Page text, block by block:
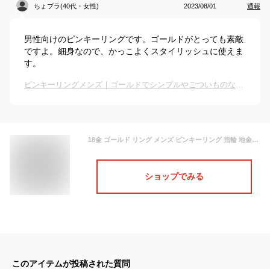
ちょプラ(40代・女性) 2023/08/01 通報
男性向けのピンキーリングです。ゴールドがとっても素敵
ですよ。細身なので、かっこよくスタイリッシュに使えま
す。
ピンキーリングメンズ｜ゴールドでシンプルやごついものなど人気の指輪のおすすめは？
18金 ゴールド リング メンズ ピンキーリング 指輪 地金リング イエローゴールドK18 つや消し宝石なし ストレート 人気 男性用 18k シンプル ファッションリング 普段使い
ショップでみる
このアイテムが投稿された質問